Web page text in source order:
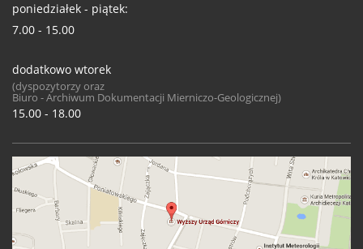
poniedziałek - piątek:
7.00 - 15.00
dodatkowo wtorek
(dyspozytorzy oraz
Biuro - Archiwum Dokumentacji Mierniczo-Geologicznej)
15.00 - 18.00